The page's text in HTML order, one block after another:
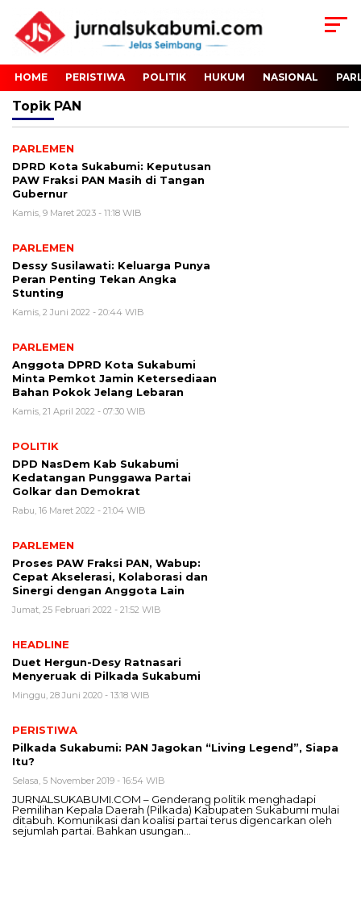
HOME PERISTIWA POLITIK HUKUM NASIONAL
Topik PAN
PARLEMEN
DPRD Kota Sukabumi: Keputusan
PAW Fraksi PAN Masih di Tangan
Gubernur
Kamis, 9 Maret 2023 - 11:18 WIB
PARLEMEN
Dessy Susilawati: Keluarga Punya
Peran Penting Tekan Angka
Stunting
Kamis, 2 Juni 2022 - 20:44 WIB
PARLEMEN
Anggota DPRD Kota Sukabumi
Minta Pemkot Jamin Ketersediaan
Bahan Pokok Jelang Lebaran
Kamis, 21 April 2022 - 07:30 WIB
POLITIK
DPD NasDem Kab Sukabumi
Kedatangan Punggawa Partai
Golkar dan Demokrat
Rabu, 16 Maret 2022 - 21:04 WIB
PARLEMEN
Proses PAW Fraksi PAN, Wabup:
Cepat Akselerasi, Kolaborasi dan
Sinergi dengan Anggota Lain
Jumat, 25 Februari 2022 - 21:52 WIB
HEADLINE
Duet Hergun-Desy Ratnasari
Menyeruak di Pilkada Sukabumi
Minggu, 28 Juni 2020 - 13:18 WIB
PERISTIWA
Pilkada Sukabumi: PAN Jagokan “Living Legend”, Siapa
Itu?
Selasa, 5 November 2019 - 16:54 WIB
JURNALSUKABUMI.COM – Genderang politik menghadapi
Pemilihan Kepala Daerah (Pilkada) Kabupaten Sukabumi mulai
ditabuh. Komunikasi dan koalisi partai terus digencarkan oleh
sejumlah partai. Bahkan usungan…